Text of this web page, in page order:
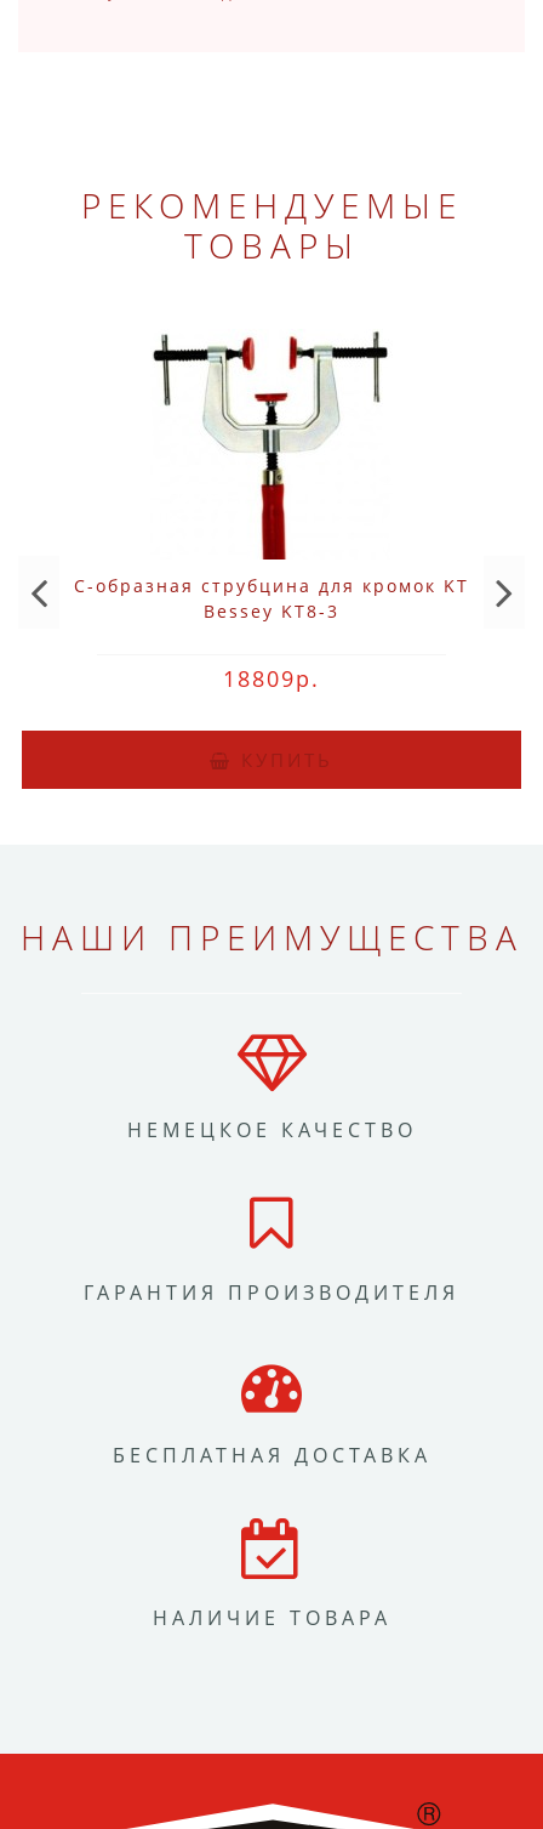
РЕКОМЕНДУЕМЫЕ
ТОВАРЫ
С-образная струбцина для кромок KT
Bessey KT8-3
18809р.
КУПИТЬ
НАШИ ПРЕИМУЩЕСТВА
НЕМЕЦКОЕ КАЧЕСТВО
ГАРАНТИЯ ПРОИЗВОДИТЕЛЯ
БЕСПЛАТНАЯ ДОСТАВКА
НАЛИЧИЕ ТОВАРА